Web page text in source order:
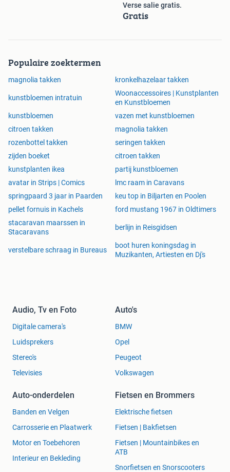
Verse salie gratis.
Gratis
Populaire zoektermen
magnolia takken kronkelhazelaar takken
kunstbloemen intratuin
Woonaccessoires | Kunstplanten
en Kunstbloemen
kunstbloemen
vazen met kunstbloemen
citroen takken
magnolia takken
rozenbottel takken
seringen takken
zijden boeket
citroen takken
kunstplanten ikea
partij kunstbloemen
avatar in Strips | Comics
lmc raam in Caravans
springpaard 3 jaar in Paarden
keu top in Biljarten en Poolen
pellet fornuis in Kachels
ford mustang 1967 in Oldtimers
stacaravan maarssen in
Stacaravans
berlijn in Reisgidsen
verstelbare schraag in Bureaus
boot huren koningsdag in
Muzikanten, Artiesten en Dj's
Audio, Tv en Foto
Digitale camera's
Luidsprekers
Stereo's
Televisies
Auto's
BMW
Opel
Peugeot
Volkswagen
Auto-onderdelen
Banden en Velgen
Carrosserie en Plaatwerk
Motor en Toebehoren
Interieur en Bekleding
Fietsen en Brommers
Elektrische fietsen
Fietsen | Bakfietsen
Fietsen | Mountainbikes en
ATB
Snorfietsen en Snorscooters